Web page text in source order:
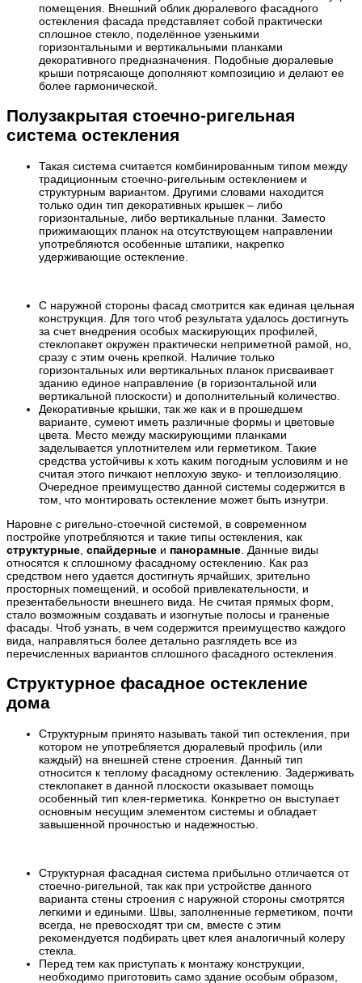
помещения. Внешний облик дюралевого фасадного
остекления фасада представляет собой практически
сплошное стекло, поделённое узенькими
горизонтальными и вертикальными планками
декоративного предназначения. Подобные дюралевые
крыши потрясающе дополняют композицию и делают ее
более гармонической.
Полузакрытая стоечно-ригельная
система остекления
Такая система считается комбинированным типом между
традиционным стоечно-ригельным остеклением и
структурным вариантом. Другими словами находится
только один тип декоративных крышек – либо
горизонтальные, либо вертикальные планки. Заместо
прижимающих планок на отсутствующем направлении
употребляются особенные штапики, накрепко
удерживающие остекление.
С наружной стороны фасад смотрится как единая цельная
конструкция. Для того чтоб результата удалось достигнуть
за счет внедрения особых маскирующих профилей,
стеклопакет окружен практически неприметной рамой, но,
сразу с этим очень крепкой. Наличие только
горизонтальных или вертикальных планок присваивает
зданию единое направление (в горизонтальной или
вертикальной плоскости) и дополнительный количество.
Декоративные крышки, так же как и в прошедшем
варианте, сумеют иметь различные формы и цветовые
цвета. Место между маскирующими планками
заделывается уплотнителем или герметиком. Такие
средства устойчивы к хоть каким погодным условиям и не
считая этого пичкают неплохую звуко- и теплоизоляцию.
Очередное преимущество данной системы содержится в
том, что монтировать остекление может быть изнутри.
Наровне с ригельно-стоечной системой, в современном
постройке употребляются и такие типы остекления, как
структурные спайдерные и панорамные . Данные виды
относятся к сплошному фасадному остеклению. Как раз
средством него удается достигнуть ярчайших, зрительно
просторных помещений, и особой привлекательности, и
презентабельности внешнего вида. Не считая прямых форм,
стало возможным создавать и изогнутые полосы и граненые
фасады. Чтоб узнать, в чем содержится преимущество каждого
вида, направляться более детально разглядеть все из
перечисленных вариантов сплошного фасадного остекления.
Структурное фасадное остекление
дома
Структурным принято называть такой тип остекления, при
котором не употребляется дюралевый профиль (или
каждый) на внешней стене строения. Данный тип
относится к теплому фасадному остеклению. Задерживать
стеклопакет в данной плоскости оказывает помощь
особенный тип клея-герметика. Конкретно он выступает
основным несущим элементом системы и обладает
завышенной прочностью и надежностью.
Структурная фасадная система прибыльно отличается от
стоечно-ригельной, так как при устройстве данного
варианта стены строения с наружной стороны смотрятся
легкими и едиными. Швы, заполненные герметиком, почти
всегда, не превосходят три см, вместе с этим
рекомендуется подбирать цвет клея аналогичный колеру
стекла.
Перед тем как приступать к монтажу конструкции,
необходимо приготовить само здание особым образом,